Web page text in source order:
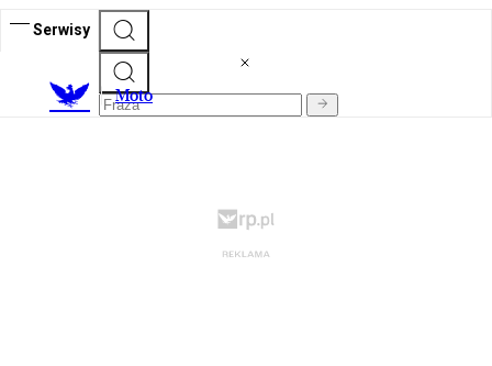
Serwisy
Moto